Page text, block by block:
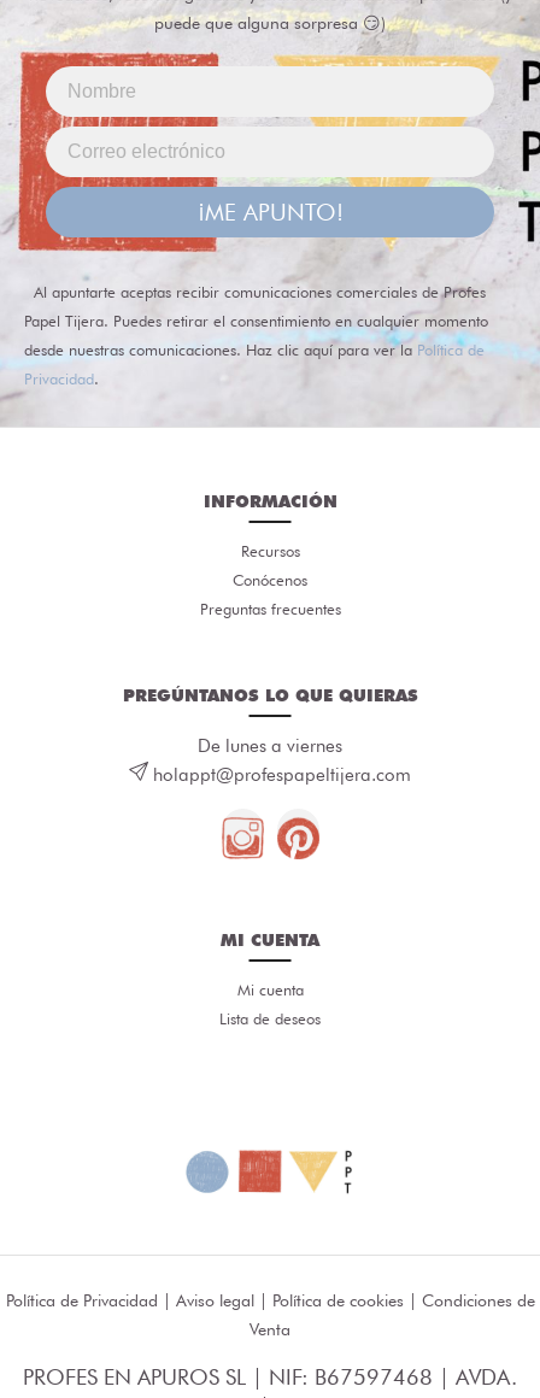
puede que alguna sorpresa 😏)
¡ME APUNTO!
Al apuntarte aceptas recibir comunicaciones comerciales de Profes
Papel Tijera. Puedes retirar el consentimiento en cualquier momento
desde nuestras comunicaciones. Haz clic aquí para ver la Política de
Privacidad.
INFORMACIÓN
Recursos
Conócenos
Preguntas frecuentes
PREGÚNTANOS LO QUE QUIERAS
De lunes a viernes
holappt@profespapeltijera.com
MI CUENTA
Mi cuenta
Lista de deseos
Política de Privacidad | Aviso legal| Política de cookies | Condiciones de
Venta
PROFES EN APUROS SL | NIF: B67597468 | AVDA.